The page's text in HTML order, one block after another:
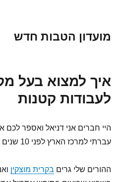
מועדון הטבות חדש
איך למצוא בעל
לעבודות קטנות
היי חברים אני דניאל ואספר לכם
עברתי למרכז הארץ לפני 10 שנים ואני חי כרגע במרכז.
ההורים שלי גרים בקרית מוצקין